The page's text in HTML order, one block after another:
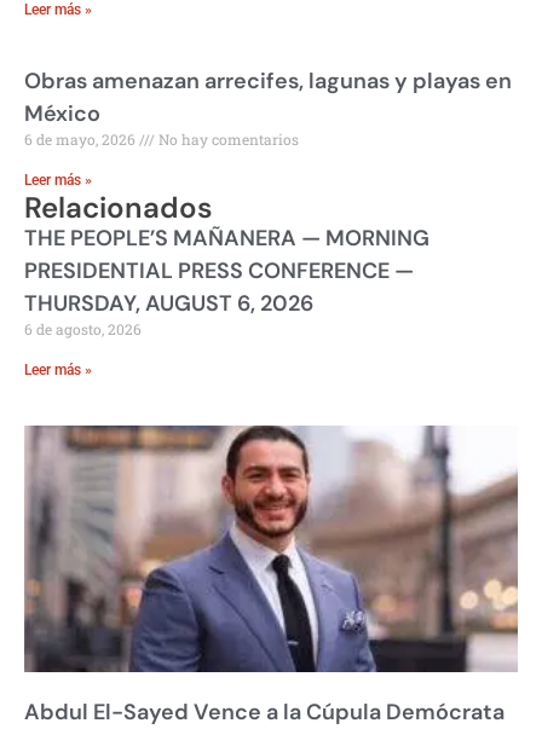
Leer más »
Obras amenazan arrecifes, lagunas y playas en
México
6 de mayo, 2026 No hay comentarios
Leer más »
Relacionados
THE PEOPLE’S MAÑANERA — MORNING
PRESIDENTIAL PRESS CONFERENCE —
THURSDAY, AUGUST 6, 2026
6 de agosto, 2026
Leer más »
Abdul El-Sayed Vence a la Cúpula Demócrata